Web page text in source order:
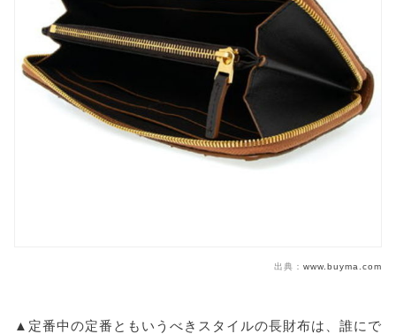
出典： www.buyma.com
▲定番中の定番ともいうべきスタイルの長財布は、誰にで